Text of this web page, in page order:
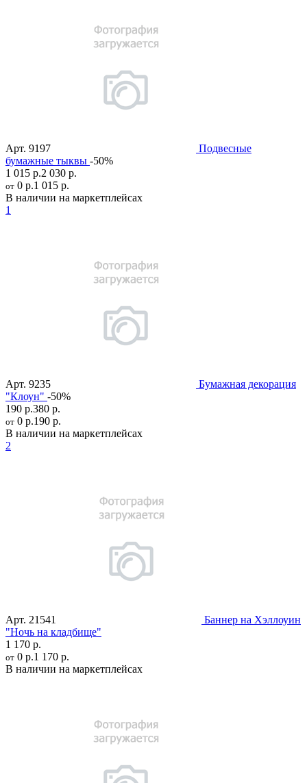
Арт. 9197
Подвесные
бумажные тыквы -50%
1 015 р.2 030 р.
от 0 р.1 015 р.
В наличии на маркетплейсах
1
Арт. 9235
Бумажная декорация
"Клоун" -50%
190 р.380 р.
от 0 р.190 р.
В наличии на маркетплейсах
2
Арт. 21541
Баннер на Хэллоуин
"Ночь на кладбище"
1 170 р.
от 0 р.1 170 р.
В наличии на маркетплейсах